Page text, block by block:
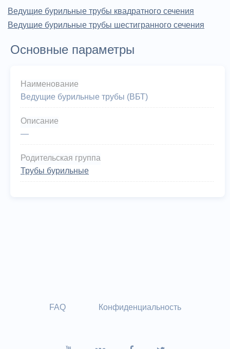
Ведущие бурильные трубы квадратного сечения
Ведущие бурильные трубы шестигранного сечения
Основные параметры
Наименование
Ведущие бурильные трубы (ВБТ)
Описание
—
Родительская группа
Трубы бурильные
FAQ Конфиденциальность